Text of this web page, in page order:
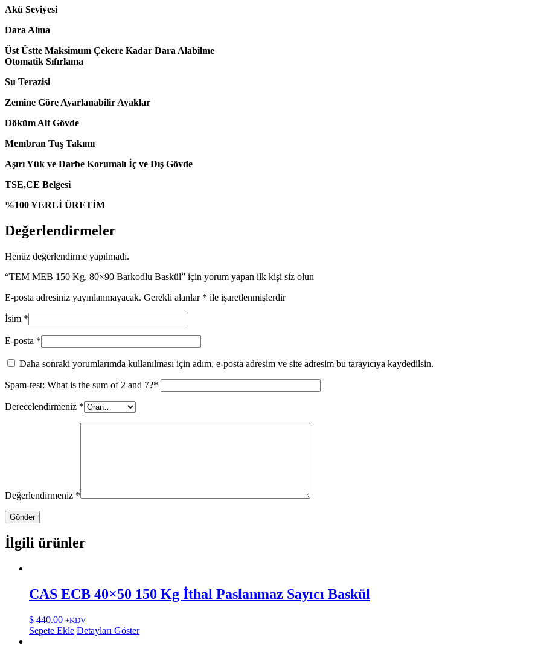
Akü Seviyesi
Dara Alma
Üst Üstte Maksimum Çekere Kadar Dara Alabilme
Otomatik Sıfırlama
Su Terazisi
Zemine Göre Ayarlanabilir Ayaklar
Döküm Alt Gövde
Membran Tuş Takımı
Aşırı Yük ve Darbe Korumalı İç ve Dış Gövde
TSE,CE Belgesi
%100 YERLİ ÜRETİM
Değerlendirmeler
Henüz değerlendirme yapılmadı.
“TEM MEB 150 Kg. 80×90 Barkodlu Baskül” için yorum yapan ilk kişi siz olun
E-posta adresiniz yayınlanmayacak. Gerekli alanlar * ile işaretlenmişlerdir
İsim *
E-posta *
Daha sonraki yorumlarımda kullanılması için adım, e-posta adresim ve site adresim bu tarayıcıya kaydedilsin.
Spam-test: What is the sum of 2 and 7?*
Derecelendirmeniz *
Değerlendirmeniz *
İlgili ürünler
CAS ECB 40×50 150 Kg İthal Paslanmaz Sayıcı Baskül
$ 440.00 +KDV
Sepete Ekle Detayları Göster